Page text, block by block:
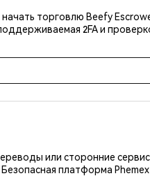
торговлю Beefy
2FA и
или сторонние
платформа